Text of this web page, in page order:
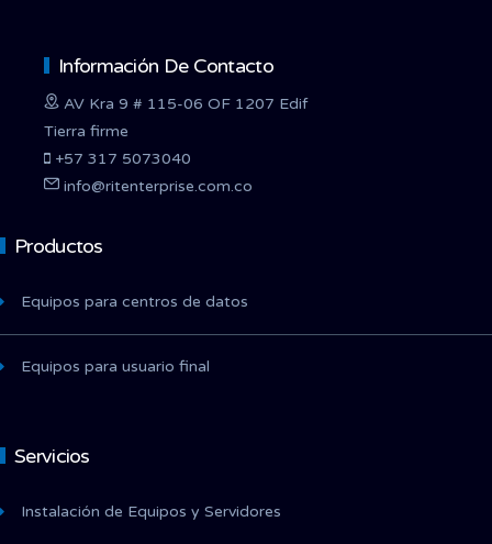
Información De Contacto
AV Kra 9 # 115-06 OF 1207 Edif
Tierra firme
+57 317 5073040
info@ritenterprise.com.co
Productos
Equipos para centros de datos
Equipos para usuario final
Servicios
Instalación de Equipos y Servidores